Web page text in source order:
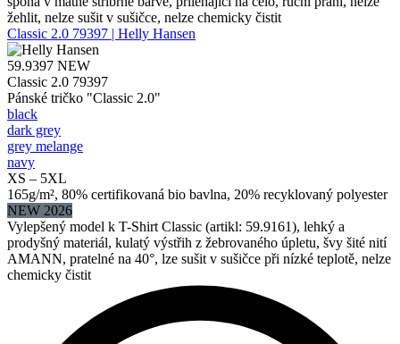
žehlit, nelze sušit v sušičce, nelze chemicky čistit
Classic 2.0 79397 | Helly Hansen
59.9397 NEW
Classic 2.0 79397
Pánské tričko "Classic 2.0"
black
dark grey
grey melange
navy
XS – 5XL
165g/m², 80% certifikovaná bio bavlna, 20% recyklovaný polyester
NEW 2026
Vylepšený model k T-Shirt Classic (artikl: 59.9161), lehký a
prodyšný materiál, kulatý výstřih z žebrovaného úpletu, švy šité nití
AMANN, pratelné na 40°, lze sušit v sušičce při nízké teplotě, nelze
chemicky čistit